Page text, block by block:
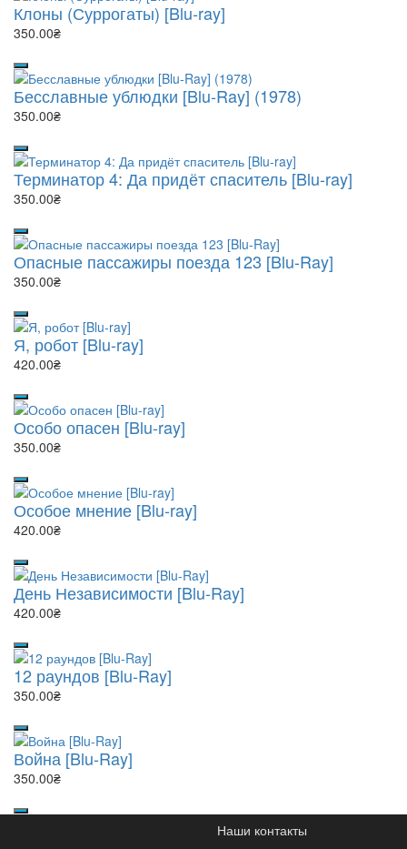
Клоны (Суррогаты) [Blu-ray]
350.00₴
Бесславные ублюдки [Blu-Ray] (1978)
350.00₴
Терминатор 4: Да придёт спаситель [Blu-ray]
350.00₴
Опасные пассажиры поезда 123 [Blu-Ray]
350.00₴
Я, робот [Blu-ray]
420.00₴
Особо опасен [Blu-ray]
350.00₴
Особое мнение [Blu-ray]
420.00₴
День Независимости [Blu-Ray]
420.00₴
12 раундов [Blu-Ray]
350.00₴
Война [Blu-Ray]
350.00₴
Наши контакты